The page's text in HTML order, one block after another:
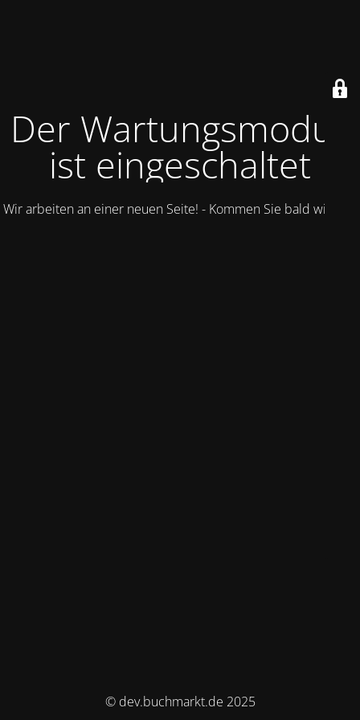
Der Wartungsmodus
ist eingeschaltet
Wir arbeiten an einer neuen Seite! - Kommen Sie bald wieder.
© dev.buchmarkt.de 2025